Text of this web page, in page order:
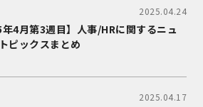
2025.04.24
年4月第3週目】人事/HRに関するニュ
ピックスまとめ
2025.04.17